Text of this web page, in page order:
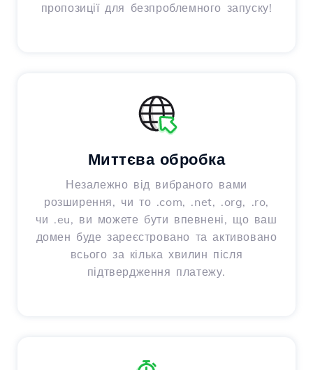
пропозиції для безпроблемного запуску!
Миттєва обробка
Незалежно від вибраного вами
розширення, чи то .com, .net, .org, .ro,
чи .eu, ви можете бути впевнені, що ваш
домен буде зареєстровано та активовано
всього за кілька хвилин після
підтвердження платежу.